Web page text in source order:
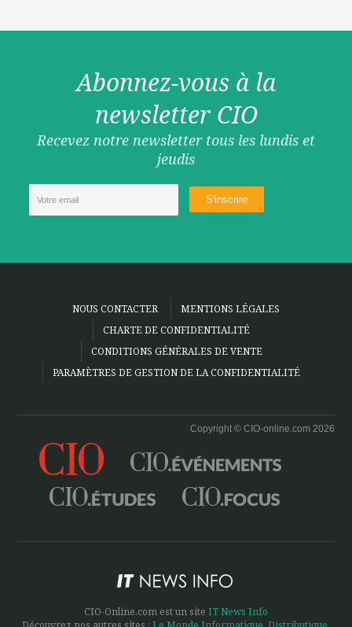
Abonnez-vous à la
newsletter CIO
Recevez notre newsletter tous les lundis et
jeudis
NOUS CONTACTER
MENTIONS LÉGALES
CHARTE DE CONFIDENTIALITÉ
CONDITIONS GÉNÉRALES DE VENTE
PARAMÈTRES DE GESTION DE LA CONFIDENTIALITÉ
Copyright © CIO-online.com 2026
CIO-Online.com est un site IT News Info